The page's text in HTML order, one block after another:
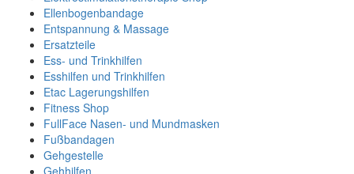
Ellenbogenbandage
Entspannung & Massage
Ersatzteile
Ess- und Trinkhilfen
Esshilfen und Trinkhilfen
Etac Lagerungshilfen
Fitness Shop
FullFace Nasen- und Mundmasken
Fußbandagen
Gehgestelle
Gehhilfen